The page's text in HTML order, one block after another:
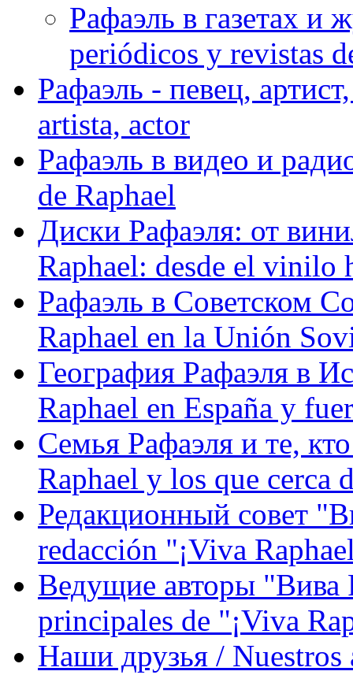
Рафаэль в газетах и
periódicos y revistas
Рафаэль - певец,
artista, actor
Рафаэль в видео и
de Raphael
Диски Рафаэля: от
Raphael: desde el vinilo
Рафаэль в Советском
Raphael en la Unión
География Рафаэля в
Raphael en España y
Семья Рафаэля и те,
Raphael y los que cerca
Редакционный совет
redacción "¡Viva
Ведущие авторы "Вива
principales de "¡Viva
Наши друзья / Nuestros